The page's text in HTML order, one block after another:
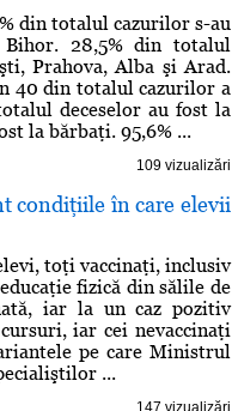
din totalul cazurilor s-au
28,5% din totalul
Prahova, Alba şi Arad.
40 din totalul cazurilor a
deceselor au fost la
la bărbaţi. 95,6% ...
109 vizualizări
condiţiile în care elevii
toţi vaccinaţi, inclusiv
fizică din sălile de
iar la un caz pozitiv
iar cei nevaccinaţi
pe care Ministrul
...
147 vizualizări